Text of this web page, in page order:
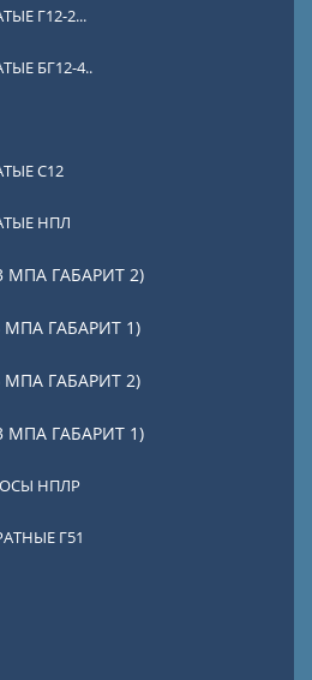
Г12-2...
БГ12-4..
С12
НПЛ
МПА ГАБАРИТ 2)
ГАБАРИТ 1)
ГАБАРИТ 2)
МПА ГАБАРИТ 1)
НПЛР
Г51